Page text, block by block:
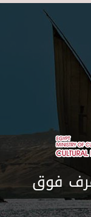
Skip to main content
فوق